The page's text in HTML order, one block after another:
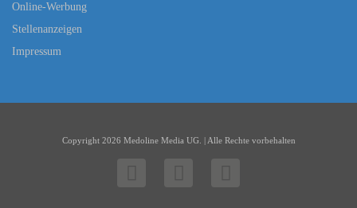
Online-Werbung
Stellenanzeigen
Impressum
Copyright 2026 Medoline Media UG. | Alle Rechte vorbehalten